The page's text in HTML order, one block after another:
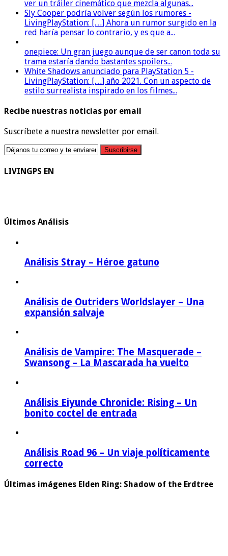
ver un tráiler cinemático que mezcla algunas...
Sly Cooper podría volver según los rumores -
LivingPlayStation: […] Ahora un rumor surgido en la
red haría pensar lo contrario, y es que a...
onepiece: Un gran juego aunque de ser canon toda su
trama estaría dando bastantes spoilers...
White Shadows anunciado para PlayStation 5 -
LivingPlayStation: […] año 2021. Con un aspecto de
estilo surrealista inspirado en los filmes...
Recibe nuestras noticias por email
Suscríbete a nuestra newsletter por email.
LIVINGPS EN
Últimos Análisis
Análisis Stray – Héroe gatuno
Análisis de Outriders Worldslayer – Una
expansión salvaje
Análisis de Vampire: The Masquerade –
Swansong – La Mascarada ha vuelto
Análisis Eiyunde Chronicle: Rising – Un
bonito coctel de entrada
Análisis Road 96 – Un viaje políticamente
correcto
Últimas imágenes Elden Ring: Shadow of the Erdtree